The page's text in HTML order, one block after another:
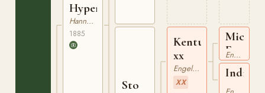
Hyperion
Hannoveranare
1885
Sto
Kentucky
xx
Engelskt Fullblod
XX
Mickey
Free
xx
Engelskt Fullblod
Indiana
xx